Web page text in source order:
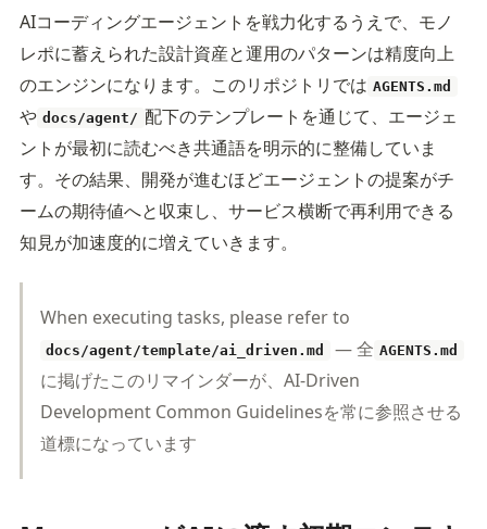
AIコーディングエージェントを戦力化するうえで、モノ
レポに蓄えられた設計資産と運用のパターンは精度向上
のエンジンになります。このリポジトリでは AGENTS.md
や docs/agent/ 配下のテンプレートを通じて、エージェ
ントが最初に読むべき共通語を明示的に整備していま
す。その結果、開発が進むほどエージェントの提案がチ
ームの期待値へと収束し、サービス横断で再利用できる
知見が加速度的に増えていきます。
When executing tasks, please refer to
docs/agent/template/ai_driven.md — 全 AGENTS.md
に掲げたこのリマインダーが、AI-Driven
Development Common Guidelinesを常に参照させる
道標になっています